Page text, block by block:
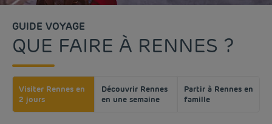
GUIDE VOYAGE
QUE FAIRE À RENNES ?
Visiter Rennes en
2 jours
Découvrir Rennes
en une semaine
Partir à Rennes en
famille